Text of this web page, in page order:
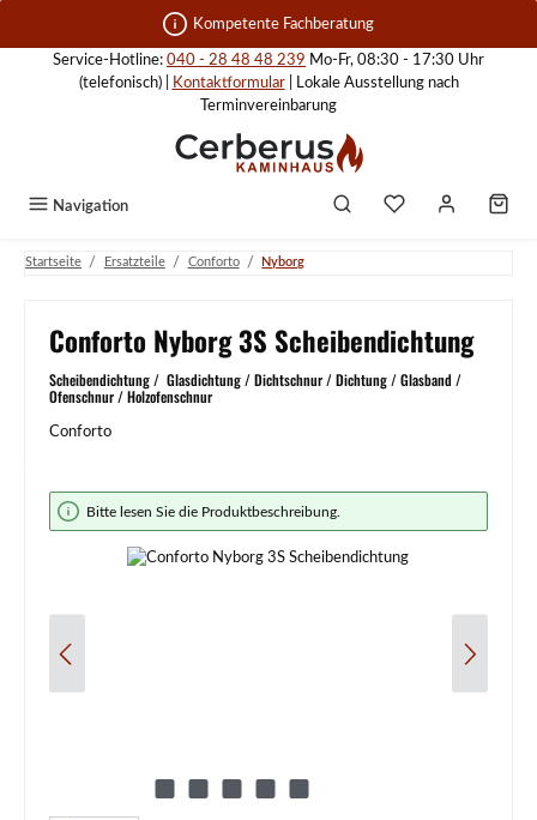
Zum Hauptinhalt springen Kompetente Fachberatung
Service-Hotline: 040 - 28 48 48 239 Mo-Fr, 08:30 - 17:30 Uhr
(telefonisch) |
Kontaktformular| Lokale Ausstellung nach
Terminvereinbarung
Navigation
Startseite / Ersatzteile / Conforto / Nyborg
Conforto Nyborg 3S Scheibendichtung
Scheibendichtung / Glasdichtung / Dichtschnur / Dichtung / Glasband /
Ofenschnur / Holzofenschnur
Conforto
Bildergalerie überspringen
Bitte lesen Sie die Produktbeschreibung.